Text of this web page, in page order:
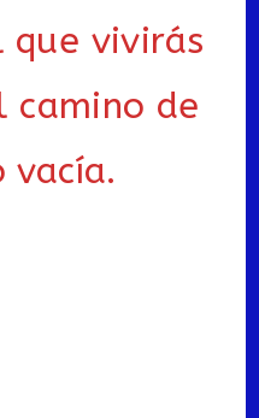
que vivirás
camino de
vacía.